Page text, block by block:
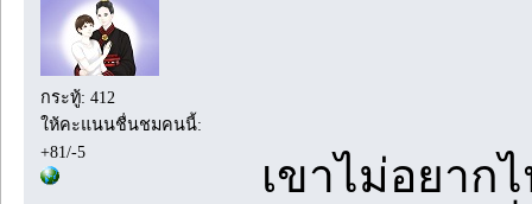
กระทู้: 412
ให้คะแนนชื่นชมคนนี้:
+81/-5
เขาไม่อยาก